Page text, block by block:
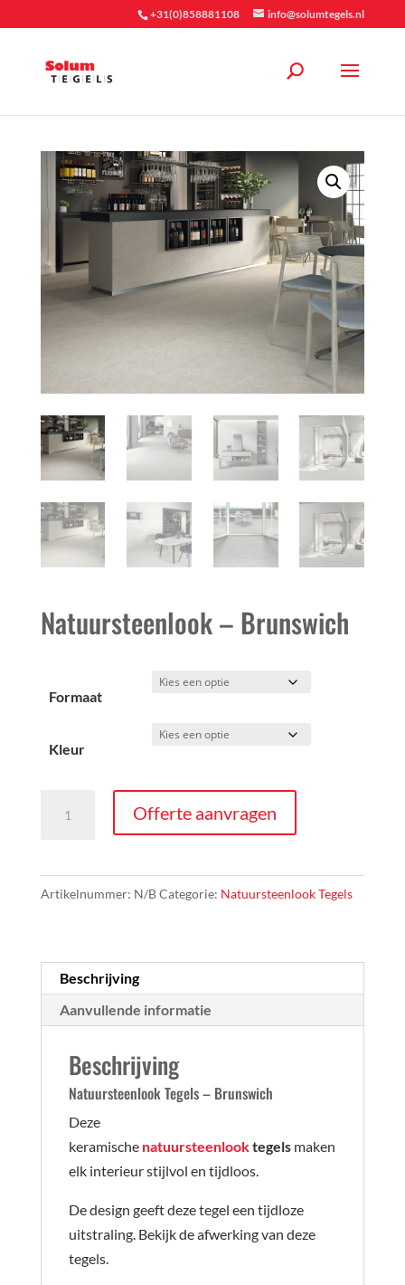
+31(0)858881108 info@solumtegels.nl
Natuursteenlook – Brunswich
Formaat
Kleur
aantal
Offerte aanvragen
Artikelnummer: N/BCategorie: Natuursteenlook Tegels
Beschrijving
Aanvullende informatie
Beschrijving
Natuursteenlook Tegels – Brunswich
Deze
keramische natuursteenlooktegelsmaken
elk interieur stijlvol en tijdloos.
De design geeft deze tegel een tijdloze
uitstraling. Bekijk de afwerking van deze
tegels.